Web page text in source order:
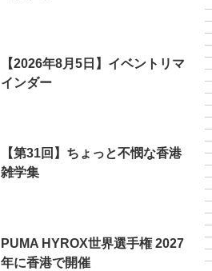
【2026年8月5日】イベントリマ
インダー
【第31回】ちょっと不憫な香港
雑学集
PUMA HYROX世界選手権 2027
年に香港で開催